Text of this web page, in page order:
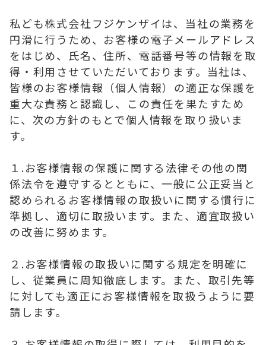
私ども株式会社フジケンザイは、当社の業務を
円滑に行うため、お客様の電子メールアドレス
をはじめ、氏名、住所、電話番号等の情報を取
得・利用させていただいております。当社は、
皆様のお客様情報（個人情報）の適正な保護を
重大な責務と認識し、この責任を果たすため
に、次の方針のもとで個人情報を取り扱いま
す。
１.お客様情報の保護に関する法律その他の関
係法令を遵守するとともに、一般に公正妥当と
認められるお客様情報の取扱いに関する慣行に
準拠し、適切に取扱います。また、適宜取扱い
の改善に努めます。
２.お客様情報の取扱いに関する規定を明確に
し、従業員に周知徹底します。また、取引先等
に対しても適正にお客様情報を取扱うように要
請します。